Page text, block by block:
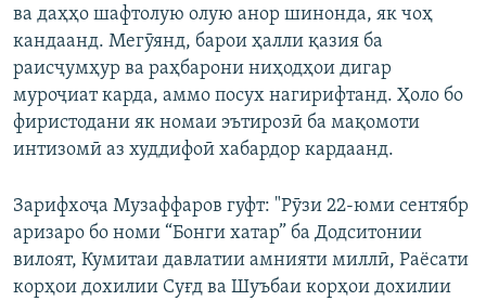
ва даҳҳо шафтолую олую анор шинонда, як чоҳ
кандаанд. Мегӯянд, барои ҳалли қазия ба
раисҷумҳур ва раҳбарони ниҳодҳои дигар
муроҷиат карда, аммо посух нагирифтанд. Ҳоло бо
фиристодани як номаи эътирозӣ ба мақомоти
интизомӣ аз худдифоӣ хабардор кардаанд.
Зарифхоҷа Музаффаров гуфт: "Рӯзи 22-юми сентябр
аризаро бо номи “Бонги хатар” ба Додситонии
вилоят, Кумитаи давлатии амнияти миллӣ, Раёсати
корҳои дохилии Суғд ва Шуъбаи корҳои дохилии